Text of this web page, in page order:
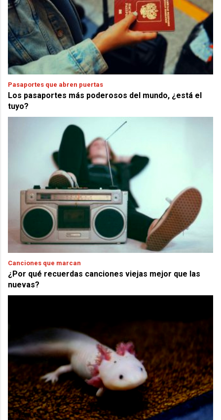
Pasaportes que abren puertas
Los pasaportes más poderosos del mundo, ¿está el
tuyo?
Canciones que marcan
¿Por qué recuerdas canciones viejas mejor que las
nuevas?